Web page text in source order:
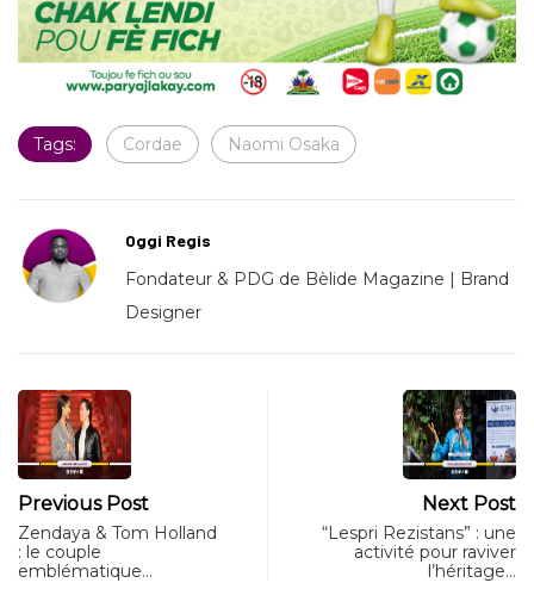
Tags: Cordae Naomi Osaka
Oggi Regis
Fondateur & PDG de Bèlide Magazine | Brand
Designer
Previous Post
Zendaya & Tom Holland
: le couple
emblématique…
Next Post
“Lespri Rezistans” : une
activité pour raviver
l’héritage…